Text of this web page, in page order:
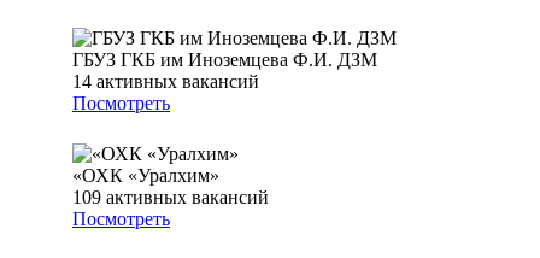
ГБУЗ ГКБ им Иноземцева Ф.И. ДЗМ
14 активных вакансий
Посмотреть
«ОХК «Уралхим»
109 активных вакансий
Посмотреть